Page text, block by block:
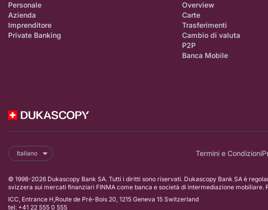
Personale
Azienda
Imprenditore
Private Banking
Overview
Carte
Trasferimenti
Cambio di valuta
P2P
Banca Mobile
Italiano Termini e Condizioni
© 1998-2026 Dukascopy Bank SA. Tutti i diritti sono riservati. Dukascopy Bank SA è
svizzera sui mercati finanziari FINMA come banca e società di intermediazione mobiliare.
ICC, Entrance H,Route de Pré-Bois 20, 1215 Geneva 15 Switzerland
tel: +41 22 555 0 555